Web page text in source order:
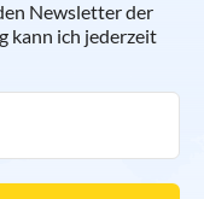
Newsletter der
kann ich jederzeit